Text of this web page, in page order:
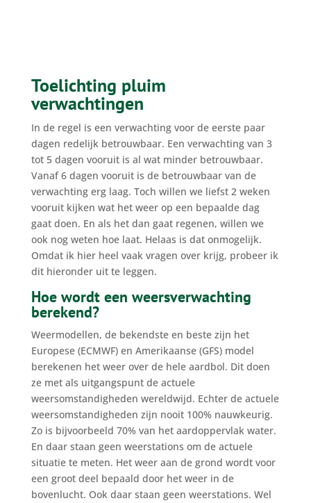
Toelichting pluim
verwachtingen
In de regel is een verwachting voor de eerste paar
dagen redelijk betrouwbaar. Een verwachting van 3
tot 5 dagen vooruit is al wat minder betrouwbaar.
Vanaf 6 dagen vooruit is de betrouwbaar van de
verwachting erg laag. Toch willen we liefst 2 weken
vooruit kijken wat het weer op een bepaalde dag
gaat doen. En als het dan gaat regenen, willen we
ook nog weten hoe laat. Helaas is dat onmogelijk.
Omdat ik hier heel vaak vragen over krijg, probeer ik
dit hieronder uit te leggen.
Hoe wordt een weersverwachting
berekend?
Weermodellen, de bekendste en beste zijn het
Europese (ECMWF) en Amerikaanse (GFS) model
berekenen het weer over de hele aardbol. Dit doen
ze met als uitgangspunt de actuele
weersomstandigheden wereldwijd. Echter de actuele
weersomstandigheden zijn nooit 100% nauwkeurig.
Zo is bijvoorbeeld 70% van het aardoppervlak water.
En daar staan geen weerstations om de actuele
situatie te meten. Het weer aan de grond wordt voor
een groot deel bepaald door het weer in de
bovenlucht. Ook daar staan geen weerstations. Wel